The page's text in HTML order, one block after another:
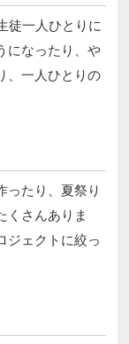
徒一人ひとりに
になったり、や
、一人ひとりの
ったり、夏祭り
くさんありま
ジェクトに絞っ